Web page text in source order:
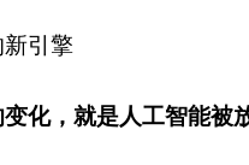
引擎
化，就是人工智能被